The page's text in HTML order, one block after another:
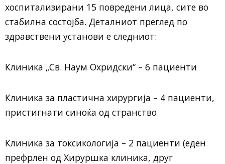
хоспитализирани 15 повредени лица, сите во
стабилна состојба. Деталниот преглед по
здравствени установи е следниот:
Клиника „Св. Наум Охридски“ – 6 пациенти
Клиника за пластична хирургија – 4 пациенти,
пристигнати синоќа од странство
Клиника за токсикологија – 2 пациенти (еден
префрлен од Хируршка клиника, друг